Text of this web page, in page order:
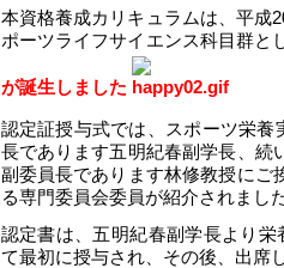
本資格養成カリキュラムは、平成
ポーツライフサイエンス科目群と
が誕生しました
認定証授与式では、スポーツ栄
長であります五明紀春副学長、続
副委員長であります林修教授にご
る専門委員会委員が紹介されまし
認定書は、五明紀春副学長より
て最初に授与され、その後、出席